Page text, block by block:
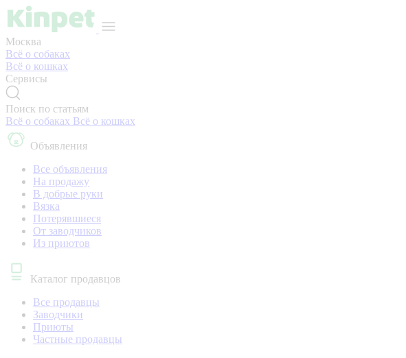
Москва
Всё о собаках
Всё о кошках
Сервисы
Поиск по статьям
Всё о собаках Всё о кошках
Объявления
Все объявления
На продажу
В добрые руки
Вязка
Потерявшиеся
От заводчиков
Из приютов
Каталог продавцов
Все продавцы
Заводчики
Приюты
Частные продавцы